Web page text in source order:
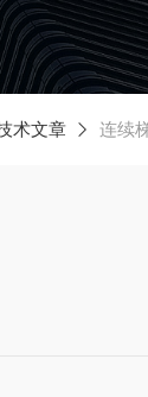
术文章 连续